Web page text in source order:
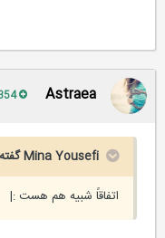
Astraea
Mina Yousefi گفته است:
اتفاقاً شبیه هم هست :|